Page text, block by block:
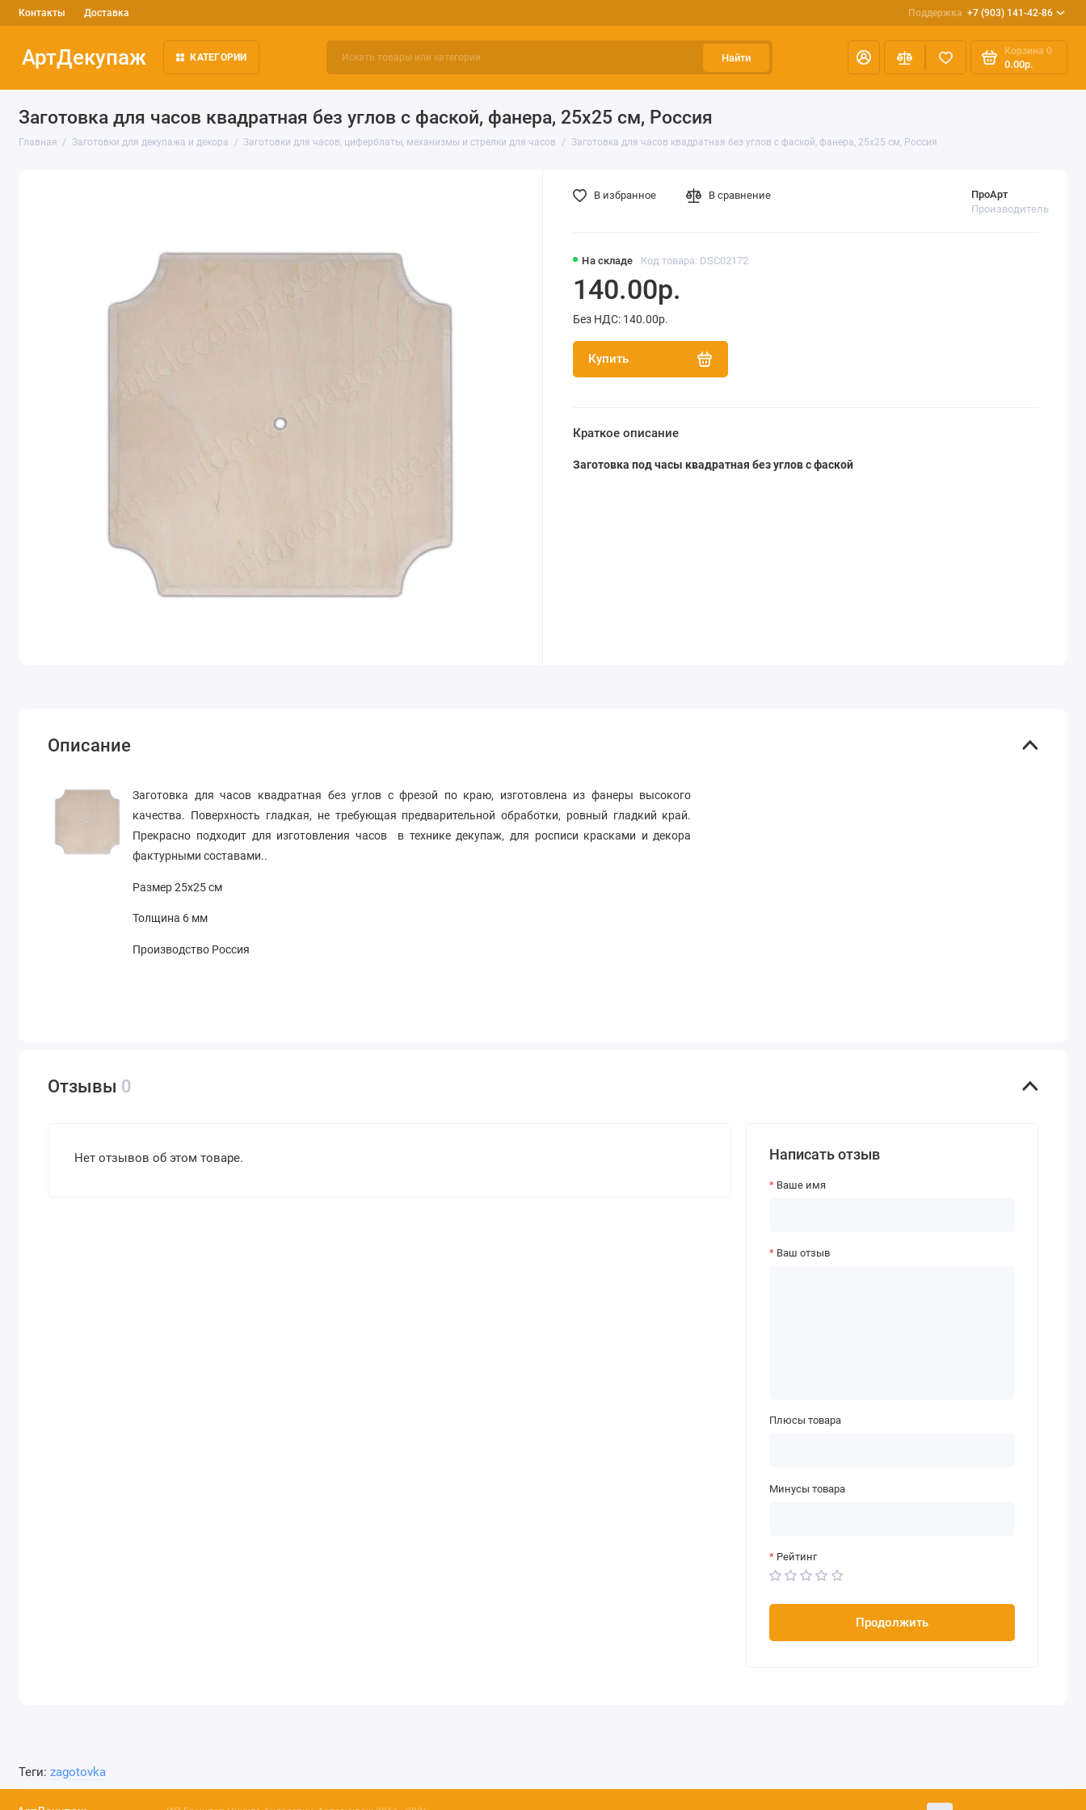
Контакты Доставка Поддержка +7 (903) 141-42-86
АртДекупаж КАТЕГОРИИ Найти
Корзина 0
0.00р.
Заготовка для часов квадратная без углов с фаской, фанера, 25х25 см, Россия
Главная Заготовки для декупажа и декора Заготовки для часов, циферблаты, механизмы и стрелки для часов Заготовка для часов квадратная без углов с фаской, фанера, 25х25 см, Россия
На складе Код товара: DSC02172
ПроАрт
Производитель
140.00р.
Без НДС: 140.00р.
Купить
В избранное В сравнение
Краткое описание
Заготовка под часы квадратная без углов с фаской
Описание
Заготовка для часов квадратная без углов с фрезой по краю, изготовлена из фанеры высокого
качества. Поверхность гладкая, не требующая предварительной обработки, ровный гладкий край.
Прекрасно подходит для изготовления часов в технике декупаж, для росписи красками и декора
фактурными составами..
Размер 25х25 см
Толщина 6 мм
Производство Россия
Отзывы 0
Нет отзывов об этом товаре. Написать отзыв
Ваше имя
Ваш отзыв
Плюсы товара
Минусы товара
Рейтинг
Продолжить
Теги: zagotovka